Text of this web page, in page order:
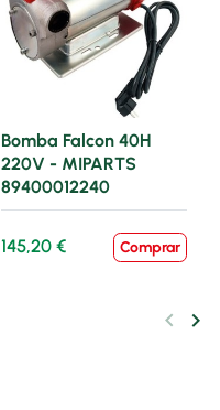
Bomba Falcon 40H
220V - MIPARTS
89400012240
145,20 € Comprar
keyboard_arrow_left keyboard_arrow_right